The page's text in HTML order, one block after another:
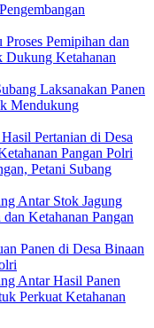
Pemipihan dan
Dukung Ketahanan
Laksanakan Panen
Mendukung
Pertanian di Desa
Pangan Polri
Petani Subang
Antar Stok Jagung
Ketahanan Pangan
Panen di Desa Binaan
Antar Hasil Panen
Perkuat Ketahanan